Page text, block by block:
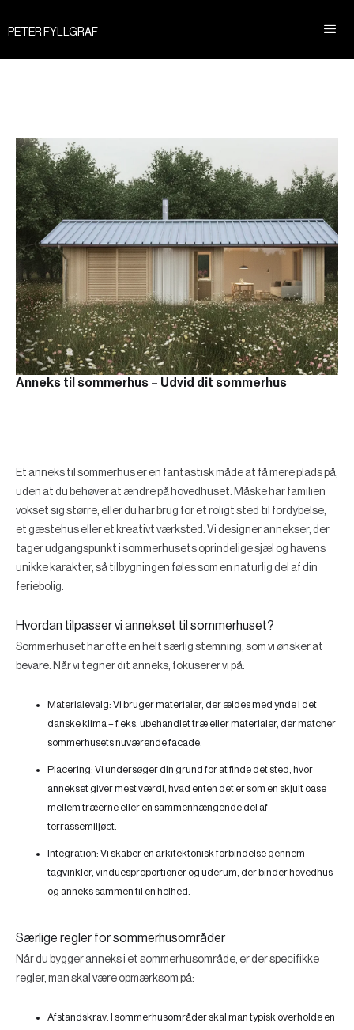
PETER FYLLGRAF
Anneks til sommerhus – Udvid dit sommerhus
Et anneks til sommerhus er en fantastisk måde at få mere plads på,
uden at du behøver at ændre på hovedhuset. Måske har familien
vokset sig større, eller du har brug for et roligt sted til fordybelse,
et gæstehus eller et kreativt værksted. Vi designer annekser, der
tager udgangspunkt i sommerhusets oprindelige sjæl og havens
unikke karakter, så tilbygningen føles som en naturlig del af din
feriebolig.
Hvordan tilpasser vi annekset til sommerhuset?
Sommerhuset har ofte en helt særlig stemning, som vi ønsker at
bevare. Når vi tegner dit anneks, fokuserer vi på:
Materialevalg: Vi bruger materialer, der ældes med ynde i det
danske klima – f.eks. ubehandlet træ eller materialer, der matcher
sommerhusets nuværende facade.
Placering: Vi undersøger din grund for at finde det sted, hvor
annekset giver mest værdi, hvad enten det er som en skjult oase
mellem træerne eller en sammenhængende del af
terrassemiljøet.
Integration: Vi skaber en arkitektonisk forbindelse gennem
tagvinkler, vinduesproportioner og uderum, der binder hovedhus
og anneks sammen til en helhed.
Særlige regler for sommerhusområder
Når du bygger anneks i et sommerhusområde, er der specifikke
regler, man skal være opmærksom på:
Afstandskrav: I sommerhusområder skal man typisk overholde en